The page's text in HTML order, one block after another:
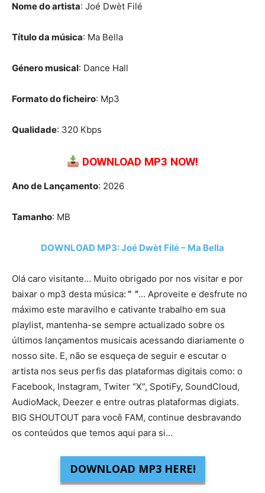
Nome do artista: Joé Dwèt Filé
Título da música: Ma Bella
Género musical: Dance Hall
Formato do ficheiro: Mp3
Qualidade: 320 Kbps
DOWNLOAD MP3 NOW!
Ano de Lançamento: 2026
Tamanho: MB
DOWNLOAD MP3: Joé Dwèt Filé – Ma Bella
Olá caro visitante… Muito obrigado por nos visitar e por
baixar o mp3 desta música: “ ”… Aproveite e desfrute no
máximo este maravilho e cativante trabalho em sua
playlist, mantenha-se sempre actualizado sobre os
últimos lançamentos musicais acessando diariamente o
nosso site. E, não se esqueça de seguir e escutar o
artista nos seus perfis das plataformas digitais como: o
Facebook, Instagram, Twiter “X”, SpotiFy, SoundCloud,
AudioMack, Deezer e entre outras plataformas digiats.
BIG SHOUTOUT para você FAM, continue desbravando
os conteúdos que temos aqui para si…
DOWNLOAD MP3 HERE!